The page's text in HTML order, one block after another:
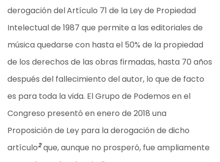
derogación delArtículo 71 de la Ley de Propiedad
Intelectual de 1987 que permite a las editoriales de
música quedarse con hasta el 50% de la propiedad
de los derechos de las obras firmadas, hasta 70 años
después del fallecimiento del autor, lo que de facto
es para toda la vida. El Grupo de Podemos en el
Congreso presentó en enero de 2018 una
Proposición de Ley para la derogación de dicho
artículo2que, aunque no prosperó, fue ampliamente